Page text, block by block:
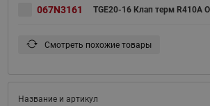
067N3161 TGE20-16 Клап терм R410A
Смотреть похожие товары